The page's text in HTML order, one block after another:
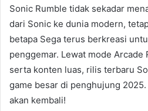
Sonic Rumble tidak sekadar
dari Sonic ke dunia modern,
betapa Sega terus berkreasi
penggemar. Lewat mode Arcade
serta konten luas, rilis terbaru
game besar di penghujung
akan kembali!